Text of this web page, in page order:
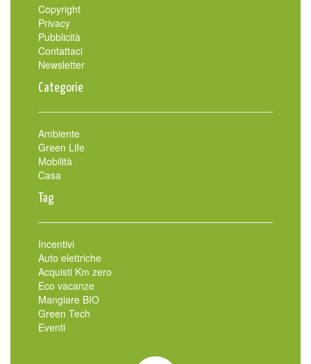
Copyright
Privacy
Pubblicità
Contattaci
Newsletter
Categorie
Ambiente
Green Life
Mobilità
Casa
Tag
Incentivi
Auto elettriche
Acquisti Km zero
Eco vacanze
Mangiare BIO
Green Tech
Eventi